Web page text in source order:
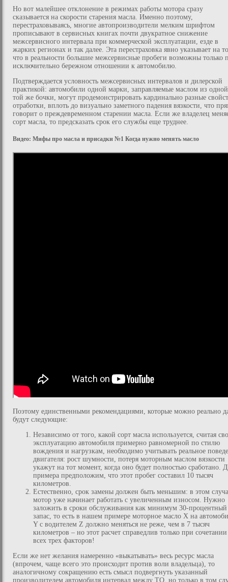
Но вот малейшее отклонение в режимах работы мотора сразу
сказывается на скорости старения масла. Именно поэтому,
перестраховываясь, многие автопроизводители мелким шрифтом
прописывают в сервисных книгах почти двукратное снижение
межсервисного интервала при коммерческой эксплуатации, езде в
жарких регионах и так далее. Эта перестраховка явно указывает на
что в реальности большие межсервисные пробеги возможны только
исключительно бережном отношении к автомобилю.
Подтверждается условность межсервисных интервалов и дилерской
практикой: автомобили одной марки, заправляемые маслом из
той же бочки, могут продемонстрировать кардинально разные
отработки, вплоть до визуально заметного падения вязкости, что
говорит о преждевременном старении масла. Если же владелец
сорт масла, то предсказать срок его службы еще труднее.
Видео: Мифы про масла и присадки №1 Когда нужно менять масло
Поэтому единственными рекомендациями, которые можно реально
будут следующие:
Независимо от того, какой сорт масла используется, считая
эксплуатацию автомобиля примерно равномерной по стилю
вождения и нагрузкам, необходимо учитывать реальное
двигателя: рост шумности, потеря моторным маслом вязкости
укажут на тот момент, когда оно будет полностью сработано.
примера предположим, что этот пробег составил 10 тысяч
километров.
Естественно, срок замены должен быть меньшим: в этом
мотор уже начинает работать с увеличенным износом. Нужно
заложить в сроки обслуживания как минимум 30-процентный
запас, то есть в нашем примере моторное масло X на
Y с водителем Z должно меняться не реже, чем в 7 тысяч
километров – но этот расчет справедлив только при сочетании
всех трех факторов!
Если же нет желания намеренно «выкатывать» весь ресурс масла
(впрочем, чаще всего это происходит против воли владельца), то
аналогичному сокращению есть смысл подвергнуть указанный
производителем автомобиля интервал между ТО, но только в том